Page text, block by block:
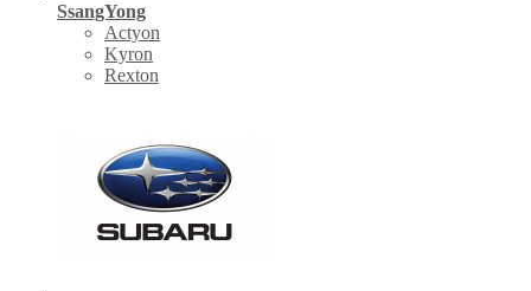
SsangYong
Actyon
Kyron
Rexton